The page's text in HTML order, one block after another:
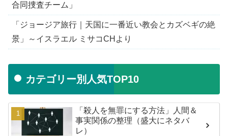
合同捜査チーム」
「ジョージア旅行｜天国に一番近い教会とカズベギの絶
景」～イスラエル ミサコCHより
カテゴリー別人気TOP10
「殺人を無罪にする方法」人間＆
事実関係の整理（盛大にネタバ
レ）